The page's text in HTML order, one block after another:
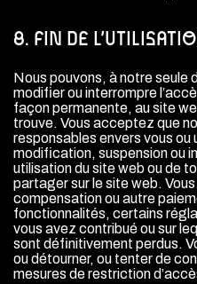
8. FIN DE
Nous pouvons, à notre seule
modifier ou interrompre
façon permanente, au site
trouve. Vous acceptez que
responsables envers vous
modification, suspension ou
utilisation du site web ou de
partager sur le site web.
compensation ou autre
fonctionnalités, certains
vous avez contribué ou sur
sont définitivement perdus.
ou détourner, ou tenter de
mesures de restriction